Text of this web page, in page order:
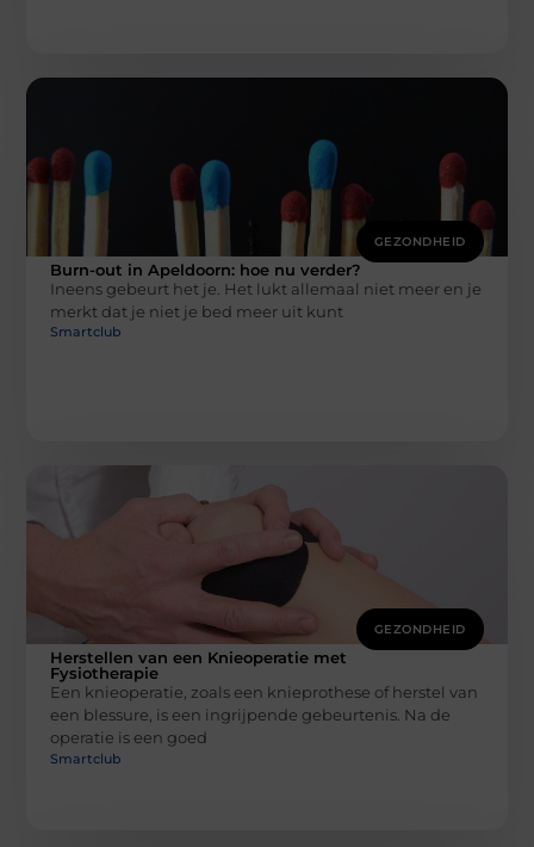
GEZONDHEID
Burn-out in Apeldoorn: hoe nu verder?
Ineens gebeurt het je. Het lukt allemaal niet meer en je
merkt dat je niet je bed meer uit kunt
Smartclub
GEZONDHEID
Herstellen van een Knieoperatie met
Fysiotherapie
Een knieoperatie, zoals een knieprothese of herstel van
een blessure, is een ingrijpende gebeurtenis. Na de
operatie is een goed
Smartclub